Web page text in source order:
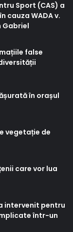
Sport (CAS) a
cauza WADA v.
Gabriel
false
în orașul
vegetație de
care vor lua
intervenit pentru
într-un